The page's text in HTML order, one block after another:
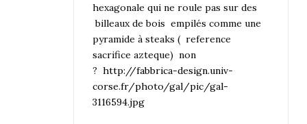
hexagonale qui ne roule pas sur des
billeaux de bois empilés comme une
pyramide à steaks ( reference
sacrifice azteque) non
?http://fabbrica-design.univ-
corse.fr/photo/gal/pic/gal-
3116594.jpg